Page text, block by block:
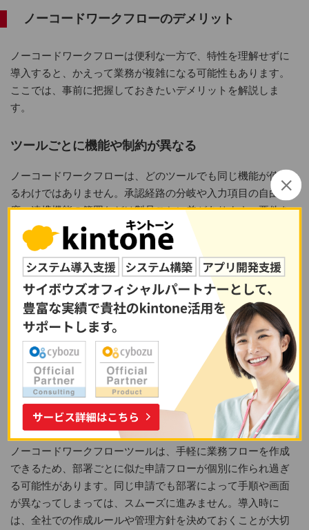
ノーコードワークフローのデメリット
ノーコードワークフローは便利な一方で、特性を理解せずに
導入すると、かえって業務が複雑になる可能性もあります。
ここでは、事前に把握しておきたいデメリットを解説しま
す。
ツールごとに機能や制約が異なる
ノーコードワークフローは、どのツールでも同じ機能が使え
るわけではありません。承認経路の分岐や入力項目の自由
度、連携機能の範囲などは製品ごとに差があります。要件を
整理せずに選定すると、導入後に実現できない業務が判明
し、再選定が必要になる可能性もあります。
複雑すぎる業務には対応できない場合がある
ノーコードは簡易な構築と相性がよい一方で、例外処理が多
い業務や独自ルールが重なったフローには対応しきれない可
能性があります。従来の業務をそのまま再現しようとする
と、設定が煩雑になり、運用負荷が高まる可能性もゼロでは
ありません。
運用ルールを整備しないと混乱を招く
ノーコードワークフローツールは、手軽に業務フローを作成
できるため、部署ごとに似た申請フローが個別に作られ過ぎ
る可能性があります。同じ申請でも部署によって手順や画面
が異なってしまっては、スムーズに進みません。導入時に
は、全社での作成ルールや管理方針を決めておくことが大切